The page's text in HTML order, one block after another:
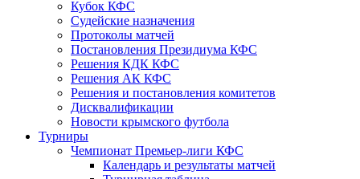
Кубок КФС
Судейские назначения
Протоколы матчей
Постановления Президиума КФС
Решения КДК КФС
Решения АК КФС
Решения и постановления комитетов
Дисквалификации
Новости крымского футбола
Турниры
Чемпионат Премьер-лиги КФС
Календарь и результаты матчей